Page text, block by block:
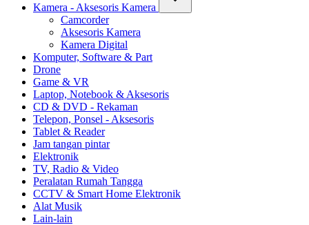
Kamera - Aksesoris Kamera
Camcorder
Aksesoris Kamera
Kamera Digital
Komputer, Software & Part
Drone
Game & VR
Laptop, Notebook & Aksesoris
CD & DVD - Rekaman
Telepon, Ponsel - Aksesoris
Tablet & Reader
Jam tangan pintar
Elektronik
TV, Radio & Video
Peralatan Rumah Tangga
CCTV & Smart Home Elektronik
Alat Musik
Lain-lain